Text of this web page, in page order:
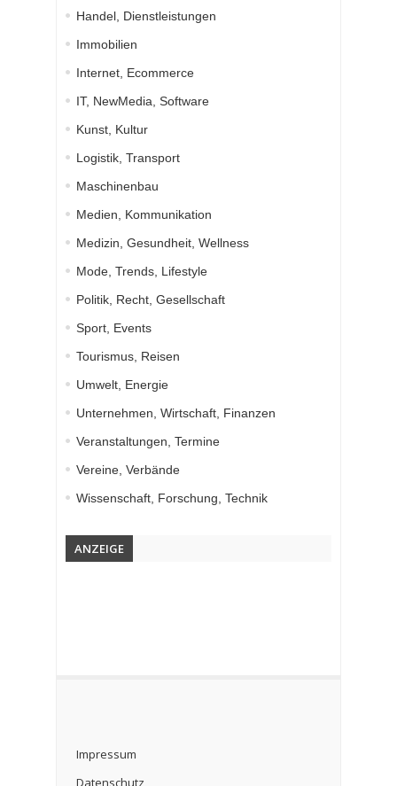
Handel, Dienstleistungen
Immobilien
Internet, Ecommerce
IT, NewMedia, Software
Kunst, Kultur
Logistik, Transport
Maschinenbau
Medien, Kommunikation
Medizin, Gesundheit, Wellness
Mode, Trends, Lifestyle
Politik, Recht, Gesellschaft
Sport, Events
Tourismus, Reisen
Umwelt, Energie
Unternehmen, Wirtschaft, Finanzen
Veranstaltungen, Termine
Vereine, Verbände
Wissenschaft, Forschung, Technik
ANZEIGE
Impressum
Datenschutz